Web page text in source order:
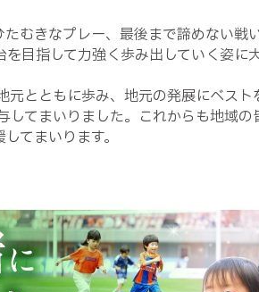
むきなプレー、最後まで諦めない戦
目指して力強く歩み出していく姿に
とともに歩み、地元の発展にベス
てまいりました。これからも地域
てまいります。